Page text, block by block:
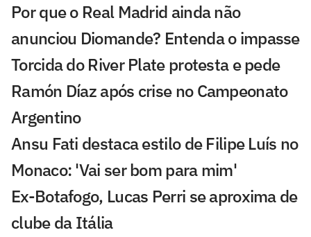
Por que o Real Madrid ainda não
anunciou Diomande? Entenda o impasse
Torcida do River Plate protesta e pede
Ramón Díaz após crise no Campeonato
Argentino
Ansu Fati destaca estilo de Filipe Luís no
Monaco: 'Vai ser bom para mim'
Ex-Botafogo, Lucas Perri se aproxima de
clube da Itália